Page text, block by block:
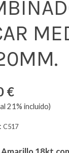
€
21% incluido)
C517